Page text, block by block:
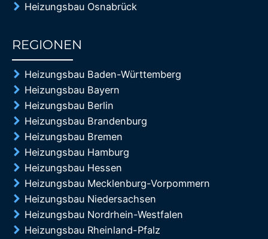
Heizungsbau Osnabrück
REGIONEN
Heizungsbau Baden-Württemberg
Heizungsbau Bayern
Heizungsbau Berlin
Heizungsbau Brandenburg
Heizungsbau Bremen
Heizungsbau Hamburg
Heizungsbau Hessen
Heizungsbau Mecklenburg-Vorpommern
Heizungsbau Niedersachsen
Heizungsbau Nordrhein-Westfalen
Heizungsbau Rheinland-Pfalz